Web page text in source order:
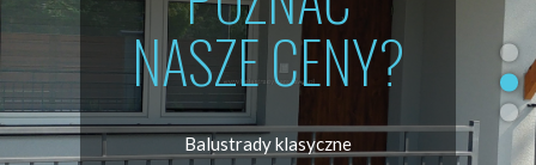
ZE WZOREM
GRECKI !!!